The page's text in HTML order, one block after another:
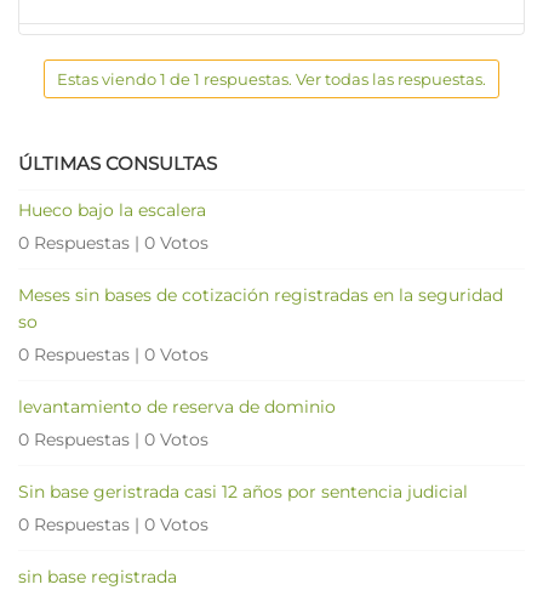
Estas viendo 1 de 1 respuestas. Ver todas las respuestas.
ÚLTIMAS CONSULTAS
Hueco bajo la escalera
0 Respuestas | 0 Votos
Meses sin bases de cotización registradas en la seguridad
so
0 Respuestas | 0 Votos
levantamiento de reserva de dominio
0 Respuestas | 0 Votos
Sin base geristrada casi 12 años por sentencia judicial
0 Respuestas | 0 Votos
sin base registrada